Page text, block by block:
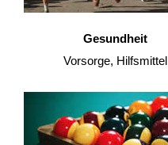
Gesundheit
Vorsorge, Hilfsmittel